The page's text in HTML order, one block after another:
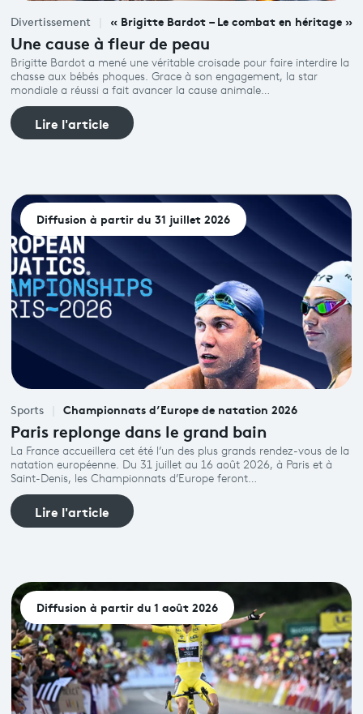
Divertissement « Brigitte Bardot – Le combat en héritage »
Une cause à fleur de peau
Brigitte Bardot a mené une véritable croisade pour faire interdire la
chasse aux bébés phoques. Grace à son engagement, la star
mondiale a réussi a fait avancer la cause animale…
Lire l'article
Diffusion à partir du 31 juillet 2026
Sports Championnats d’Europe de natation 2026
Paris replonge dans le grand bain
La France accueillera cet été l’un des plus grands rendez-vous de la
natation européenne. Du 31 juillet au 16 août 2026, à Paris et à
Saint-Denis, les Championnats d’Europe feront…
Lire l'article
Diffusion à partir du 1 août 2026